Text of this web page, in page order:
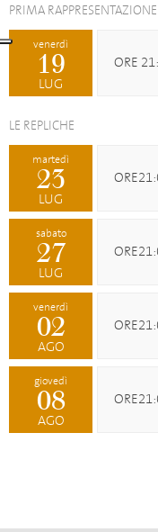
PRIMA RAPPRESENTAZIONE
venerdì
19
LUG
ORE
LE REPLICHE
martedì
23
LUG
sabato
27
LUG
venerdì
02
AGO
giovedì
08
AGO